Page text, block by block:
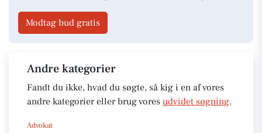
Modtag bud gratis
Andre kategorier
Fandt du ikke, hvad du søgte, så kig i en af vores
andre kategorier eller brug vores udvidet søgning.
Advokat